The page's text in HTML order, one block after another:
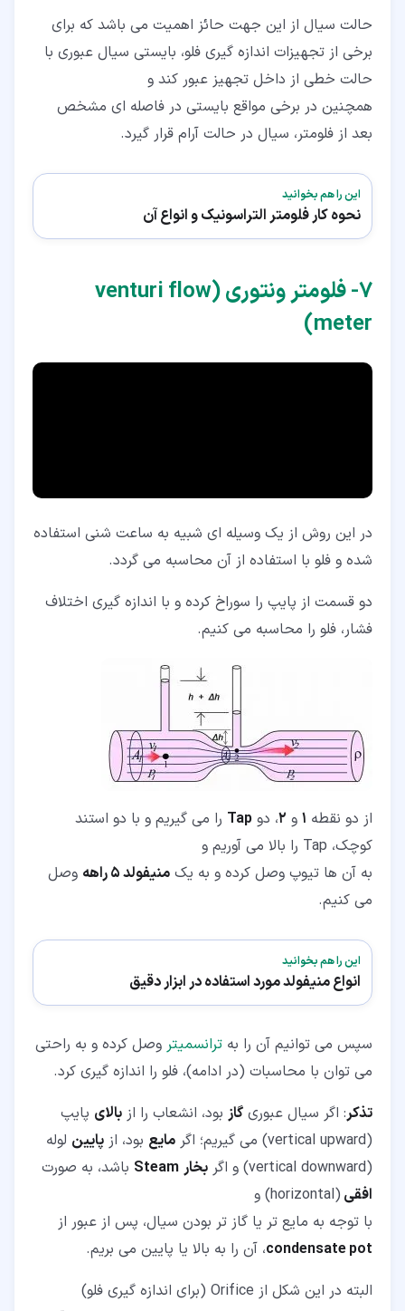
حالت سیال از این جهت حائز اهمیت می باشد که برای
برخی از تجهیزات اندازه گیری فلو، بایستی سیال عبوری با
حالت خطی از داخل تجهیز عبور کند و
همچنین در برخی مواقع بایستی در فاصله ای مشخص
بعد از فلومتر، سیال در حالت آرام قرار گیرد.
این را هم بخوانید
نحوه کار فلومتر التراسونیک و انواع آن
۷‏- فلومتر ونتوری (venturi flow
meter)
در این روش از یک وسیله ای شبیه به ساعت شنی استفاده
شده و فلو با استفاده از آن محاسبه می گردد.
دو قسمت از پایپ را سوراخ کرده و با اندازه گیری اختلاف
فشار، فلو را محاسبه می کنیم.
از دو نقطه 1 و 2، دو Tap را می گیریم و با دو استند
کوچک، Tap را بالا می آوریم و
به آن ها تیوپ وصل کرده و به یک منیفولد5راهه وصل
می کنیم.
این را هم بخوانید
انواع منیفولد مورد استفاده در ابزار دقیق
سپس می توانیم آن را به ترانسمیتر وصل کرده و به راحتی
می توان با محاسبات (در ادامه)، فلو را اندازه گیری کرد.
تذکر: اگر سیال عبوری گاز بود، انشعاب را از بالای پایپ
(vertical upward) می گیریم؛ اگر
مایع بود، از پایین لوله
(vertical downward) و اگر
بخار Steam باشد، به صورت
افقی (horizontal) و
با توجه به مایع تر یا گاز تر بودن سیال، پس از عبور از
condensate pot، آن را به بالا یا پایین می بریم.
البته در این شکل از Orifice (برای اندازه گیری فلو)